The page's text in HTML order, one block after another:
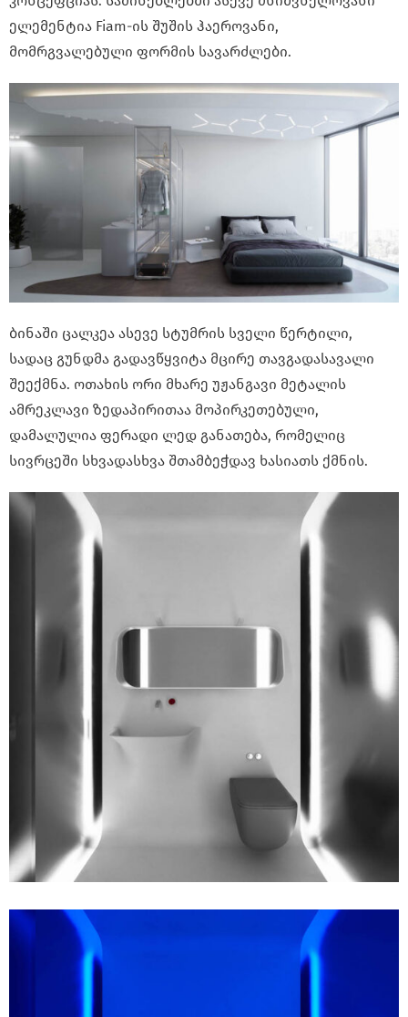
ელემენტია Fiam-ის შუშის ჰაეროვანი,
მომრგვალებული ფორმის სავარძლები.
ბინაში ცალკეა ასევე სტუმრის სველი წერტილი,
სადაც გუნდმა გადავწყვიტა მცირე თავგადასავალი
შეექმნა. ოთახის ორი მხარე უჟანგავი მეტალის
ამრეკლავი ზედაპირითაა მოპირკეთებული,
დამალულია ფერადი ლედ განათება, რომელიც
სივრცეში სხვადასხვა შთამბეჭდავ ხასიათს ქმნის.